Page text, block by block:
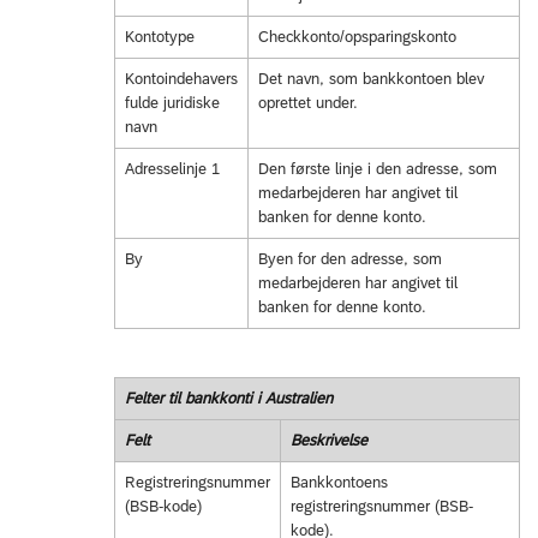
Kontotype Checkkonto/opsparingskonto
Kontoindehavers
fulde juridiske
navn
Det navn, som bankkontoen blev
oprettet under.
Adresselinje 1
Den første linje i den adresse, som
medarbejderen har angivet til
banken for denne konto.
By
Byen for den adresse, som
medarbejderen har angivet til
banken for denne konto.
Felter til bankkonti i Australien
Felt Beskrivelse
Registreringsnummer
(BSB-kode)
Bankkontoens
registreringsnummer (BSB-
kode).